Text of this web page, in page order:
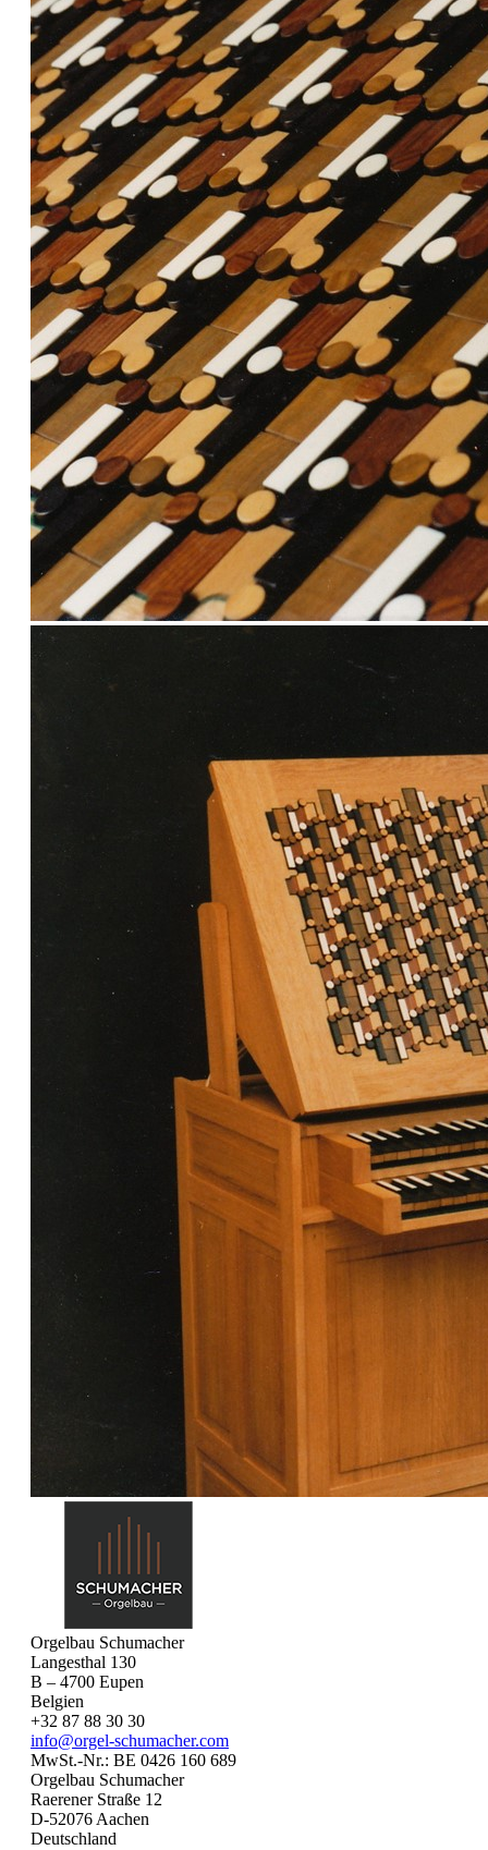
Orgelbau Schumacher
Langesthal 130
B – 4700 Eupen
Belgien
+32 87 88 30 30
info@orgel-schumacher.com
MwSt.-Nr.: BE 0426 160 689
Orgelbau Schumacher
Raerener Straße 12
D-52076 Aachen
Deutschland